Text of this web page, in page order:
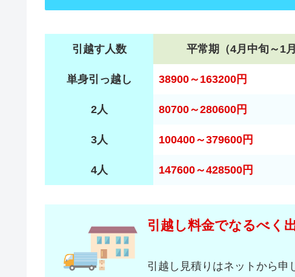
引越す人数 平常期（4月中旬～1月
単身引っ越し 38900～163200円
2人 80700～280600円
3人 100400～379600円
4人 147600～428500円
引越し料金でなるべく
引越し見積りはネットから申